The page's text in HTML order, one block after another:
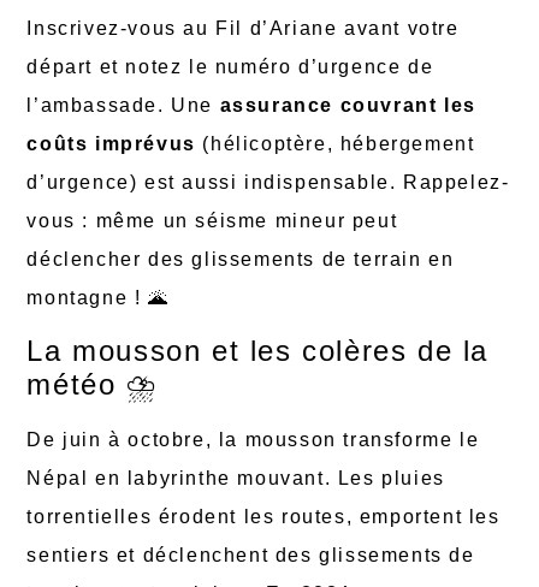
Inscrivez-vous au Fil d’Ariane avant votre
départ et notez le numéro d’urgence de
l’ambassade. Une assurance couvrant les
coûts imprévus (hélicoptère, hébergement
d’urgence) est aussi indispensable. Rappelez-
vous : même un séisme mineur peut
déclencher des glissements de terrain en
montagne ! 🌋
La mousson et les colères de la
météo ⛈️
De juin à octobre, la mousson transforme le
Népal en labyrinthe mouvant. Les pluies
torrentielles érodent les routes, emportent les
sentiers et déclenchent des glissements de